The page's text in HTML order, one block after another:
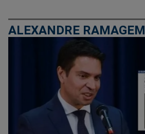
ALEXANDRE RAMAGEM